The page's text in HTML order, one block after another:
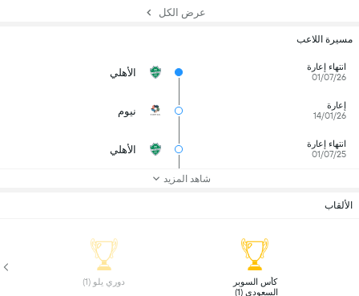
عرض الكل
مسيرة اللاعب
انتهاء إعارة
01/07/26
الأهلي
إعارة
14/01/26
نيوم
انتهاء إعارة
01/07/25
الأهلي
شاهد المزيد
الألقاب
السعودي (1)
دوري يلو (1)